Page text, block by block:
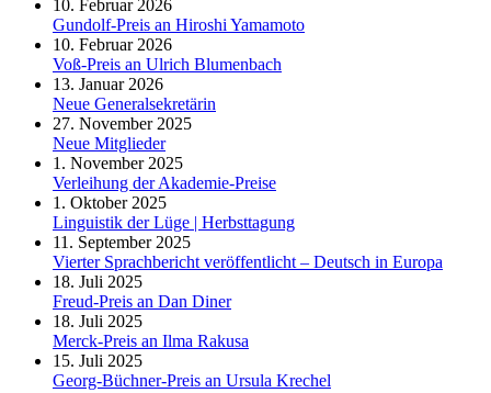
10. Februar 2026
Gundolf-Preis an Hiroshi Yamamoto
10. Februar 2026
Voß-Preis an Ulrich Blumenbach
13. Januar 2026
Neue Generalsekretärin
27. November 2025
Neue Mitglieder
1. November 2025
Verleihung der Akademie-Preise
1. Oktober 2025
Linguistik der Lüge | Herbsttagung
11. September 2025
Vierter Sprachbericht veröffentlicht – Deutsch in Europa
18. Juli 2025
Freud-Preis an Dan Diner
18. Juli 2025
Merck-Preis an Ilma Rakusa
15. Juli 2025
Georg-Büchner-Preis an Ursula Krechel